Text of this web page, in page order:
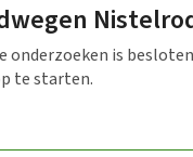
onderzoeken is
te starten.